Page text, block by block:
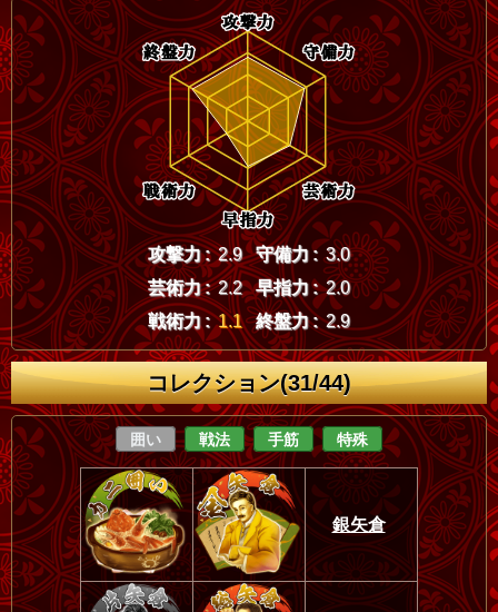
攻撃力 : 2.9 守備力 : 3.0
芸術力 : 2.2 早指力 : 2.0
戦術力 : 1.1 終盤力 : 2.9
コレクション(31/44)
囲い 戦法 手筋 特殊
銀矢倉